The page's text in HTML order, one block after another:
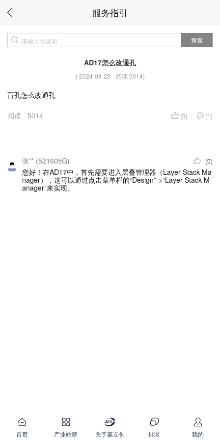
服务指引
搜索
AD17怎么改通孔
(2024-08-23 阅读 5014)
盲孔怎么改通孔
阅读 5014 (0) (1)
张** (521605G) (0)
您好！在AD17中，首先需要进入层叠管理器（Layer Stack Ma
nager），这可以通过点击菜单栏的“Design”->“Layer Stack M
anager”来实现。
首页 产业站群 关于嘉立创 社区 我的